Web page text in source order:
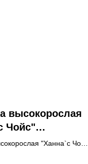
высокорослая
Чойс"
corymbosum
"Ханна`с Чойс"